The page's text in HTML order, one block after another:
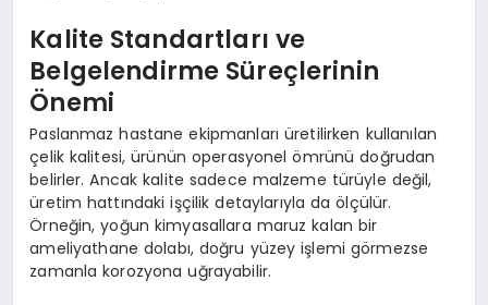
Kalite Standartları ve
Belgelendirme Süreçlerinin
Önemi
Paslanmaz hastane ekipmanları üretilirken kullanılan
çelik kalitesi, ürünün operasyonel ömrünü doğrudan
belirler. Ancak kalite sadece malzeme türüyle değil,
üretim hattındaki işçilik detaylarıyla da ölçülür.
Örneğin, yoğun kimyasallara maruz kalan bir
ameliyathane dolabı, doğru yüzey işlemi görmezse
zamanla korozyona uğrayabilir.